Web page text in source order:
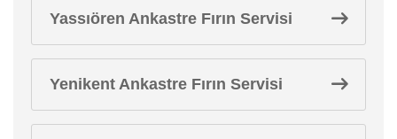
Yassıören Ankastre Fırın Servisi
Yenikent Ankastre Fırın Servisi